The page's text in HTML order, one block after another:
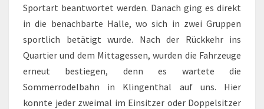
Sportart beantwortet werden. Danach ging es direkt
in die benachbarte Halle, wo sich in zwei Gruppen
sportlich betätigt wurde. Nach der Rückkehr ins
Quartier und dem Mittagessen, wurden die Fahrzeuge
erneut bestiegen, denn es wartete die
Sommerrodelbahn in Klingenthal auf uns. Hier
konnte jeder zweimal im Einsitzer oder Doppelsitzer